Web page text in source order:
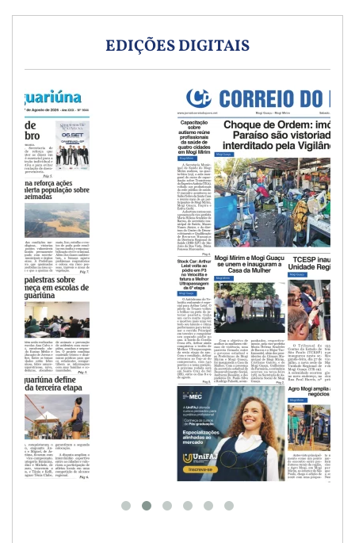
EDIÇÕES DIGITAIS